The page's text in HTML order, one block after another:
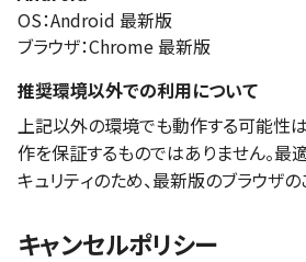
OS：Android 最新版
ブラウザ：Chrome 最新版
推奨環境以外での利用について
上記以外の環境でも動作する可能性
作を保証するものではありません。最
キュリティのため、最新版のブラウザ
キャンセルポリシー